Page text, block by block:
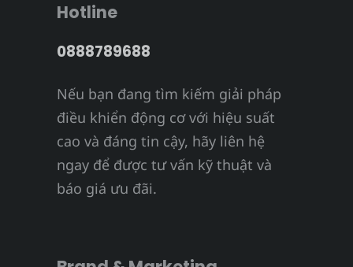
Hotline
0888789688
Nếu bạn đang tìm kiếm giải pháp
điều khiển động cơ với hiệu suất
cao và đáng tin cậy, hãy liên hệ
ngay để được tư vấn kỹ thuật và
báo giá ưu đãi.